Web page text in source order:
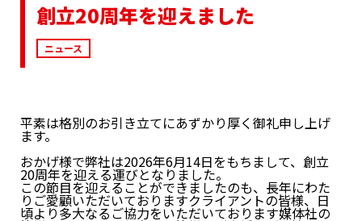
創立20周年を迎えました
ニュース
平素は格別のお引き立てにあずかり厚く御礼申し上げ
ます。
おかげ様で弊社は2026年6月14日をもちまして、創立
20周年を迎える運びとなりました。
この節目を迎えることができましたのも、長年にわた
りご愛顧いただいておりますクライアントの皆様、日
頃より多大なるご協力をいただいております媒体社の